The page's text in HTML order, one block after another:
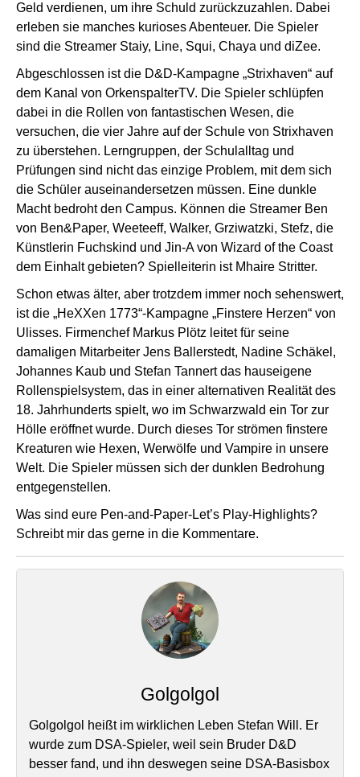
Geld verdienen, um ihre Schuld zurückzuzahlen. Dabei
erleben sie manches kurioses Abenteuer. Die Spieler
sind die Streamer Staiy, Line, Squi, Chaya und diZee.
Abgeschlossen ist die D&D-Kampagne „Strixhaven“ auf
dem Kanal von OrkenspalterTV. Die Spieler schlüpfen
dabei in die Rollen von fantastischen Wesen, die
versuchen, die vier Jahre auf der Schule von Strixhaven
zu überstehen. Lerngruppen, der Schulalltag und
Prüfungen sind nicht das einzige Problem, mit dem sich
die Schüler auseinandersetzen müssen. Eine dunkle
Macht bedroht den Campus. Können die Streamer Ben
von Ben&Paper, Weeteeff, Walker, Grziwatzki, Stefz, die
Künstlerin Fuchskind und Jin-A von Wizard of the Coast
dem Einhalt gebieten? Spielleiterin ist Mhaire Stritter.
Schon etwas älter, aber trotzdem immer noch sehenswert,
ist die „HeXXen 1773“-Kampagne „Finstere Herzen“ von
Ulisses. Firmenchef Markus Plötz leitet für seine
damaligen Mitarbeiter Jens Ballerstedt, Nadine Schäkel,
Johannes Kaub und Stefan Tannert das hauseigene
Rollenspielsystem, das in einer alternativen Realität des
18. Jahrhunderts spielt, wo im Schwarzwald ein Tor zur
Hölle eröffnet wurde. Durch dieses Tor strömen finstere
Kreaturen wie Hexen, Werwölfe und Vampire in unsere
Welt. Die Spieler müssen sich der dunklen Bedrohung
entgegenstellen.
Was sind eure Pen-and-Paper-Let’s Play-Highlights?
Schreibt mir das gerne in die Kommentare.
Golgolgol
Golgolgol heißt im wirklichen Leben Stefan Will. Er
wurde zum DSA-Spieler, weil sein Bruder D&D
besser fand, und ihn deswegen seine DSA-Basisbox